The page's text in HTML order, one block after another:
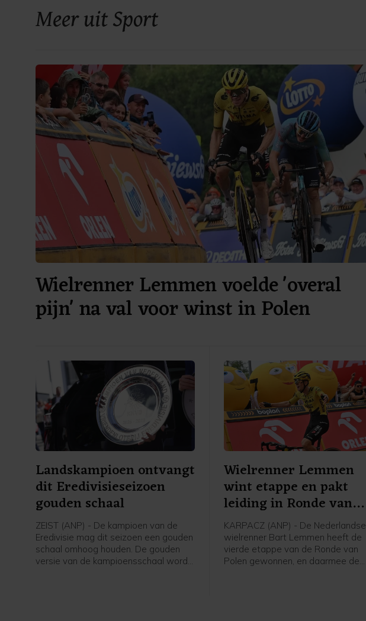
Meer uit Sport
Wielrenner Lemmen voelde 'overal
pijn' na val voor winst in Polen
Landskampioen ontvangt
dit Eredivisieseizoen
gouden schaal
ZEIST (ANP) - De kampioen van de
Eredivisie mag dit seizoen een gouden
schaal omhoog houden. De gouden
versie van de kampioensschaal wordt
Wielrenner Lemmen
wint etappe en pakt
leiding in Ronde van
Polen
KARPACZ (ANP) - De Nederlandse
wielrenner Bart Lemmen heeft de
vierde etappe van de Ronde van
Polen gewonnen, en daarmee de